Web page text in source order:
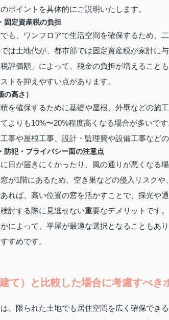
ポイントを具体的にご説明いたします。
固定資産税の負担
も、ワンフロアで生活空間を確保するため、
は土地代が、都市部では固定資産税が家計に
評価額」によって、税金の負担が増えること
トを抑えやすい点があります。
高さ）
を確保するために基礎や屋根、外壁などの施
よりも10%〜20%程度高くなる場合が多いで
事や屋根工事、設計・監理費や設備工事など
防犯・プライバシー面の注意点
日が届きにくかったり、風の通りが悪くなる
が1階にあるため、空き巣などの侵入リスク
れば、高い位置の窓を活かすことで、採光や
討する際に見逃せない重要なデメリットです
によって、平屋が最適な選択となることもあ
すめです。
て）と比較した場合に考慮すべき
、限られた土地でも居住空間を広く確保でき